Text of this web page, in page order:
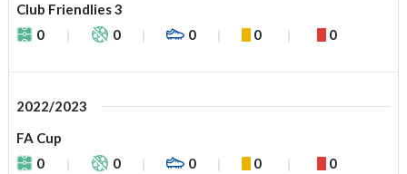
Club Friendlies 3
0
0 0 0 0
2022/2023
FA Cup
0
0 0 0 0